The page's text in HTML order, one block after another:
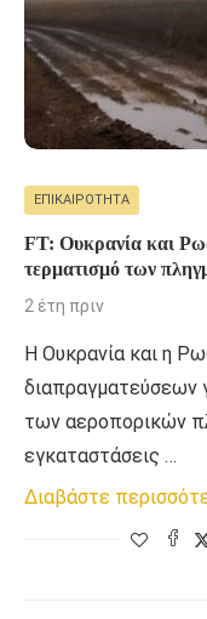
ΕΠΙΚΑΙΡΌΤΗΤΑ
FT: Ουκρανία και
τερματισμό των
2 έτη πριν
Η Ουκρανία και η
διαπραγματεύσεων
των αεροπορικών
εγκαταστάσεις …
Διαβάστε